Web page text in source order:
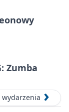
Zumba
wydarzenia